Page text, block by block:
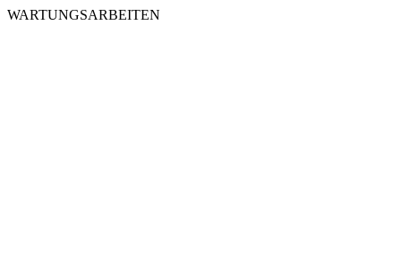
WARTUNGSARBEITEN